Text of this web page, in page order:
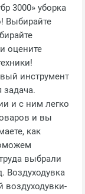
3000» уборка
Выбирайте
оцените
инструмент
и с ним легко
и вы
как
выбрали
Воздуходувка
воздуходувки-